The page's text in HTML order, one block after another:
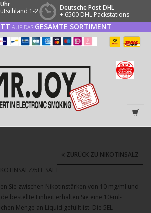
1-2
Deutsche Post DHL
+ 6500 DHL Packstations
AUF DAS GESAMTE SORTIMENT
/5EL SALT
ZURÜCK ZU NIKOTINSALZ
Sie zwischen Nikotinstärken von 10 mg/ml und
bestellte Einheit erhalten Sie eine 10-ml-
Menge an Liquid gefüllt ist. Die 5EL